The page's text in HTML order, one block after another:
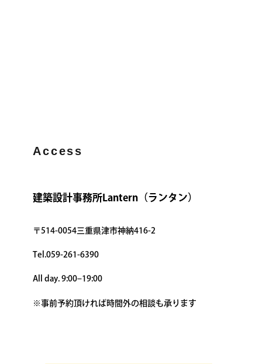
Access
建築設計事務所Lantern（ランタン）
〒514-0054三重県津市神納416-2
Tel.059-261-6390
All day. 9:00–19:00
※事前予約頂ければ時間外の相談も承ります